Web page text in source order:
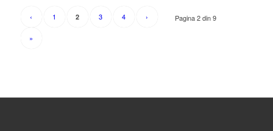
Pagina 2 din 9
‹ 1 2 3 4 ›
»